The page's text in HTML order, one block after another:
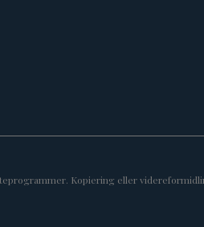
Kopiering eller